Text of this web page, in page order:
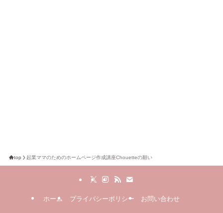
top 起業ママのためのホームページ作成講座Chouetteの願い
ホーム プライバシーポリシー お問い合わせ